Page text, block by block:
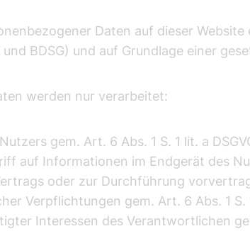
Daten auf dieser
und BDSG) und auf Grundlage einer
werden nur verarbeitet:
gem. Art. 6 Abs. 1 S. 1 lit. a
auf Informationen im Endgerät des
oder zur Durchführung
Verpflichtungen gem. Art. 6 Abs. 1 S.
Interessen des Verantwortlichen